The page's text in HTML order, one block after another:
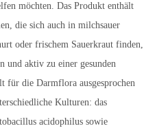
möchten. Das Produkt enthält
die sich auch in milchsauer
oder frischem Sauerkraut finden,
und aktiv zu einer gesunden
für die Darmflora ausgesprochen
Kulturen: das
acidophilus sowie